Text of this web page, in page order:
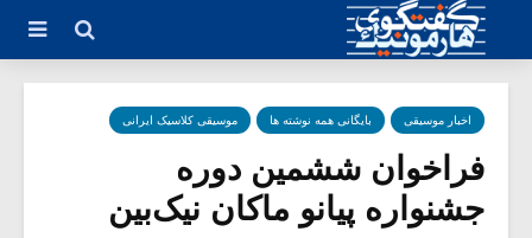
اخبار موسیقی بایگانی همه نوشته ها موسیقی کلاسیک ایرانی
فراخوان ششمین دوره
جشنواره پیانو ماکان نیک‌بین